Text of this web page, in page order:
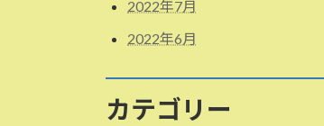
2022年7月
2022年6月
カテゴリー